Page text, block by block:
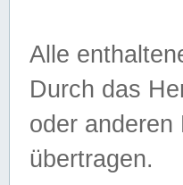
Alle
Durch das
oder
übertragen.